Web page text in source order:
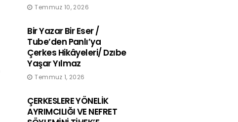
Temmuz 10, 2026
Bir Yazar Bir Eser /
Tube’den Panlı’ya
Çerkes Hikâyeleri/ Dzıbe
Yaşar Yılmaz
Temmuz 1, 2026
ÇERKESLERE YÖNELİK
AYRIMCILIĞI VE NEFRET